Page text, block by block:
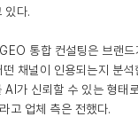
있다.
통합 컨설팅은 브랜
채널이 인용되는지 분
AI가 신뢰할 수 있는 형태
고 업체 측은 전했다.